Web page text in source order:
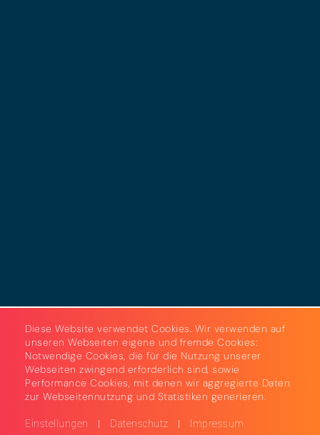
Diese Website verwendet Cookies. Wir verwenden auf
unseren Webseiten eigene und fremde Cookies:
Notwendige Cookies, die für die Nutzung unserer
Webseiten zwingend erforderlich sind, sowie
Performance Cookies, mit denen wir aggregierte Daten
zur Webseitennutzung und Statistiken generieren.
Einstellungen | Datenschutz | Impressum